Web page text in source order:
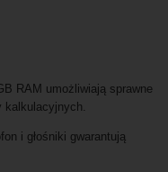
RAM umożliwiają sprawne
kalkulacyjnych.
i głośniki gwarantują